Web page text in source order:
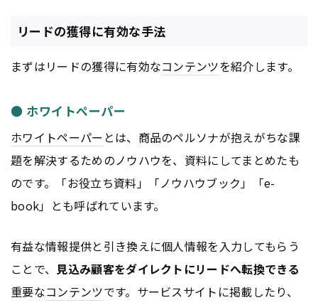
リードの獲得に有効な手法
まずはリードの獲得に有効なコンテンツを紹介します。
● ホワイトペーパー
ホワイトペーパー とは、商品のペルソナが抱えがちな課
題を解決するためのノウハウを、資料にしてまとめたも
のです。「お役立ち資料」「ノウハウブック」「e-
book」とも呼ばれています。
有益な情報提供と引き換えに個人情報を入力してもらう
ことで、 見込み顧客をダイレクトにリードへ転換できる
重要なコンテンツです。サービスサイトに掲載したり、